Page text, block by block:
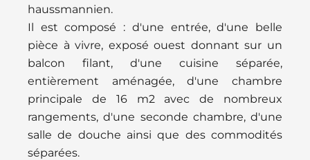
haussmannien.
Il est composé : d'une entrée, d'une belle
pièce à vivre, exposé ouest donnant sur un
balcon filant, d'une cuisine séparée,
entièrement aménagée, d'une chambre
principale de 16 m2 avec de nombreux
rangements, d'une seconde chambre, d'une
salle de douche ainsi que des commodités
séparées.